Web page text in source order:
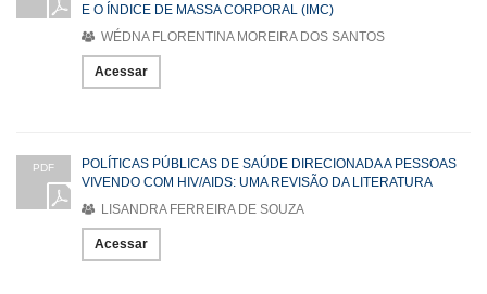
E O ÍNDICE DE MASSA CORPORAL (IMC)
WÉDNA FLORENTINA MOREIRA DOS SANTOS
Acessar
PDF
POLÍTICAS PÚBLICAS DE SAÚDE DIRECIONADA A PESSOAS
VIVENDO COM HIV/AIDS: UMA REVISÃO DA LITERATURA
LISANDRA FERREIRA DE SOUZA
Acessar